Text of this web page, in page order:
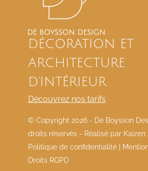
DÉCORATION ET
ARCHITECTURE
D’INTÉRIEUR
Découvrez nos tarifs
© Copyright 2026 - De Boysson
droits réservés - Réalisé par
Politique de confidentialité
Droits RGPD